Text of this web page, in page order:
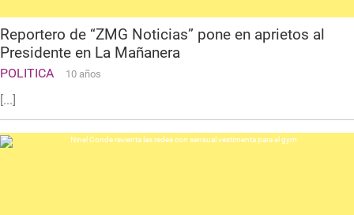
Reportero de “ZMG Noticias” pone en aprietos al
Presidente en La Mañanera
POLITICA 10 años
[...]